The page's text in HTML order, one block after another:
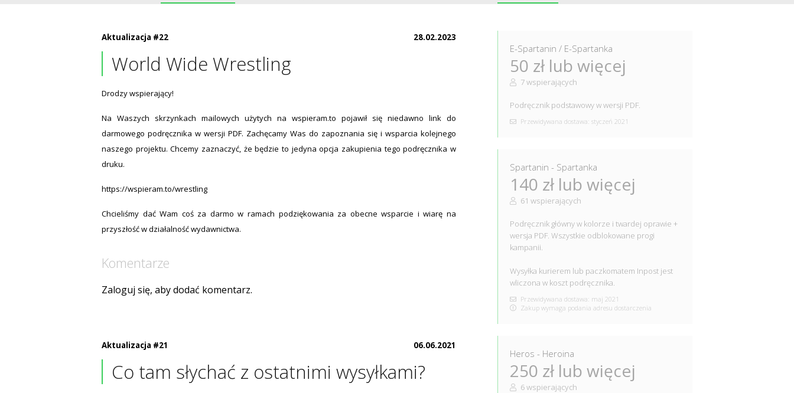
Aktualizacja #22 28.02.2023
World Wide Wrestling
Drodzy wspierający!
Na Waszych skrzynkach mailowych użytych na wspieram.to pojawił się niedawno link do
darmowego podręcznika w wersji PDF. Zachęcamy Was do zapoznania się i wsparcia kolejnego
naszego projektu. Chcemy zaznaczyć, że będzie to jedyna opcja zakupienia tego podręcznika w
druku.
https://wspieram.to/wrestling
Chcieliśmy dać Wam coś za darmo w ramach podziękowania za obecne wsparcie i wiarę na
przyszłość w działalność wydawnictwa.
Komentarze
Zaloguj się, aby dodać komentarz.
Aktualizacja #21 06.06.2021
Co tam słychać z ostatnimi wysyłkami?
E-Spartanin / E-Spartanka
50 zł lub więcej
7 wspierających
Podręcznik podstawowy w wersji PDF.
Przewidywana dostawa: styczeń 2021
Spartanin - Spartanka
140 zł lub więcej
61 wspierających
Podręcznik główny w kolorze i twardej oprawie +
wersja PDF. Wszystkie odblokowane progi
kampanii.
Wysyłka kurierem lub paczkomatem Inpost jest
wliczona w koszt podręcznika.
Przewidywana dostawa: maj 2021
Zakup wymaga podania adresu dostarczenia
Heros - Heroina
250 zł lub więcej
6 wspierających